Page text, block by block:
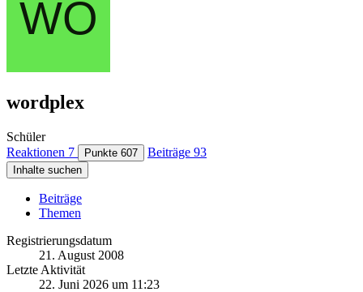
wordplex
Schüler
Reaktionen 7 Punkte 607 Beiträge 93
Inhalte suchen
Beiträge
Themen
Registrierungsdatum
21. August 2008
Letzte Aktivität
22. Juni 2026 um 11:23